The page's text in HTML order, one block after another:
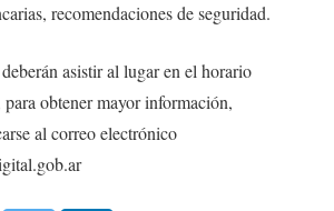
recomendaciones de seguridad.
asistir al lugar en el horario
obtener mayor información,
al correo electrónico